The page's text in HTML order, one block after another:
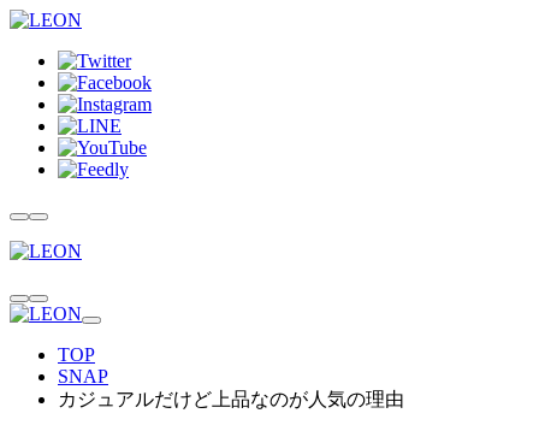
TOP
SNAP
カジュアルだけど上品なのが人気の理由